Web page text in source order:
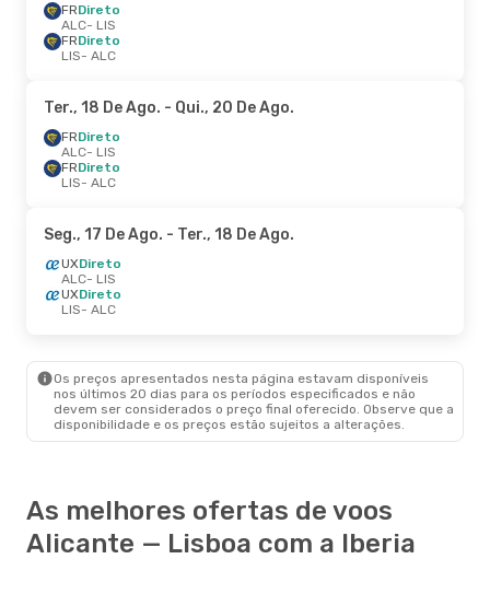
FRDireto
ALC- LIS
FRDireto
LIS- ALC
Ter., 18 De Ago. - Qui., 20 De Ago.
FRDireto
ALC- LIS
FRDireto
LIS- ALC
Seg., 17 De Ago. - Ter., 18 De Ago.
UXDireto
ALC- LIS
UXDireto
LIS- ALC
Os preços apresentados nesta página estavam disponíveis
nos últimos 20 dias para os períodos especificados e não
devem ser considerados o preço final oferecido. Observe que a
disponibilidade e os preços estão sujeitos a alterações.
As melhores ofertas de voos
Alicante — Lisboa com a Iberia